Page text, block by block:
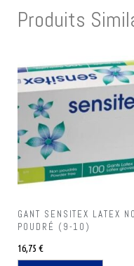
Produits
GANT SENSITEX LATEX
POUDRÉ (9-10)
16,75 €